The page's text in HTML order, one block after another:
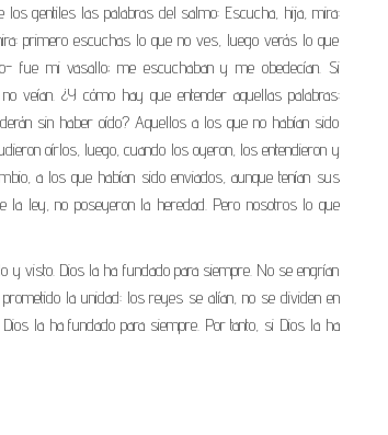
los gentiles las palabras del salmo: Escucha, hija, mira:
primero escuchas lo que no ves, luego verás lo que
fue mi vasallo; me escuchaban y me obedecían. Si
veían. ¿Y cómo hay que entender aquellas palabras:
sin haber oído? Aquellos a los que no habían sido
oírlos, luego, cuando los oyeron, los entendieron y
a los que habían sido enviados, aunque tenían sus
la ley, no poseyeron la heredad. Pero nosotros lo que
y visto. Dios la ha fundado para siempre. No se engrían
la unidad: los reyes se alían, no se dividen en
la ha fundado para siempre. Por tanto, si Dios la ha